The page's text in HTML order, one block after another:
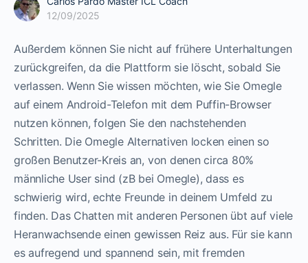
12/09/2025
Außerdem können Sie nicht auf frühere Unterhaltungen
zurückgreifen, da die Plattform sie löscht, sobald Sie
verlassen. Wenn Sie wissen möchten, wie Sie Omegle
auf einem Android-Telefon mit dem Puffin-Browser
nutzen können, folgen Sie den nachstehenden
Schritten. Die Omegle Alternativen locken einen so
großen Benutzer-Kreis an, von denen circa 80%
männliche User sind (zB bei Omegle), dass es
schwierig wird, echte Freunde in deinem Umfeld zu
finden. Das Chatten mit anderen Personen übt auf viele
Heranwachsende einen gewissen Reiz aus. Für sie kann
es aufregend und spannend sein, mit fremden